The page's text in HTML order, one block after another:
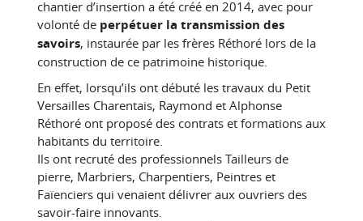
chantier d’insertion a été créé en 2014, avec pour
volonté de perpétuer la transmission des
savoirs, instaurée par les frères Réthoré lors de la
construction de ce patrimoine historique.
En effet, lorsqu’ils ont débuté les travaux du Petit
Versailles Charentais, Raymond et Alphonse
Réthoré ont proposé des contrats et formations aux
habitants du territoire.
Ils ont recruté des professionnels Tailleurs de
pierre, Marbriers, Charpentiers, Peintres et
Faïenciers qui venaient délivrer aux ouvriers des
savoir-faire innovants.